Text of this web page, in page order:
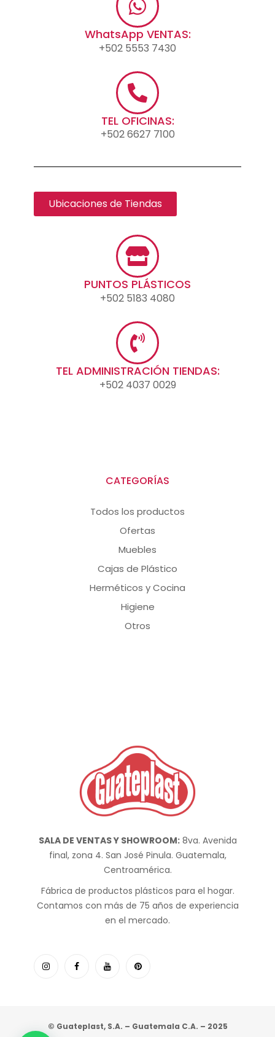
WhatsApp VENTAS:
+502 5553 7430
TEL OFICINAS:
+502 6627 7100
Ubicaciones de Tiendas
PUNTOS PLÁSTICOS
+502 5183 4080
TEL ADMINISTRACIÓN TIENDAS:
+502 4037 0029
CATEGORÍAS
Todos los productos
Ofertas
Muebles
Cajas de Plástico
Herméticos y Cocina
Higiene
Otros
SALA DE VENTAS Y SHOWROOM:8va. Avenida
final, zona 4. San José Pinula. Guatemala,
Centroamérica.
Fábrica de productos plásticos para el hogar.
Contamos con más de 75 años de experiencia
en el mercado.
© Guateplast, S.A. – Guatemala C.A. – 2025